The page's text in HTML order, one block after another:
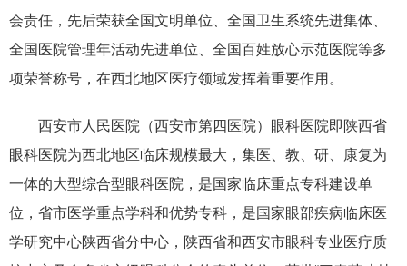
会责任，先后荣获全国文明单位、全国卫生系统先进集体、
全国医院管理年活动先进单位、全国百姓放心示范医院等多
项荣誉称号，在西北地区医疗领域发挥着重要作用。
西安市人民医院（西安市第四医院）眼科医院即陕西省
眼科医院为西北地区临床规模最大，集医、教、研、康复为
一体的大型综合型眼科医院，是国家临床重点专科建设单
位，省市医学重点学科和优势专科，是国家眼部疾病临床医
学研究中心陕西省分中心，陕西省和西安市眼科专业医疗质